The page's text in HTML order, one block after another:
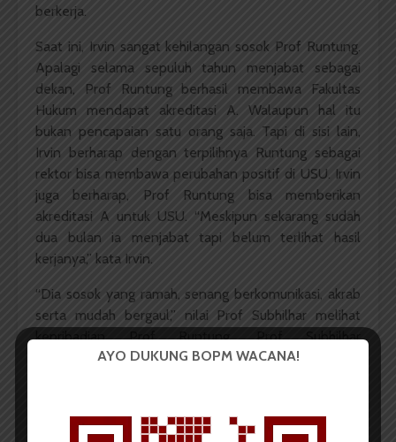
berkerja.
Saat ini, Irvin sangat kehilangan sosok Prof Runtung.
Apalagi selama sepuluh tahun menjabat sebagai
dekan, Prof Runtung berhasil membawa Fakultas
Hukum mendapat akreditasi A. Walaupun hal itu
bukan pencapaian satu orang saja. Tapi di sisi lain,
Irvin berharap dengan terpilihnya Runtung sebagai
rektor bisa membawa perubahan positif di USU. Irvin
juga berharap, Prof Runtung bisa memberikan
akreditasi A untuk USU. “Meskipun sekarang sudah
dua bulan ia menjabat tapi belum terlihat hasil
kerjanya,” kata Irvin.
“Dia sosok yang ramah, senang berkomunikasi, akrab
serta mudah bergaul,” nilai Prof Subhilhar melihat
kepribadian Prof Runtung. Prof Subhilhar
mengatakan, ia sudah kenal lama dengan Prof
Hal tersebut juga diamini Prof Zulkifli, namun ia
mengatakan dirinya tidak terlalu tahu secara pribadi
AYO DUKUNG BOPM WACANA!